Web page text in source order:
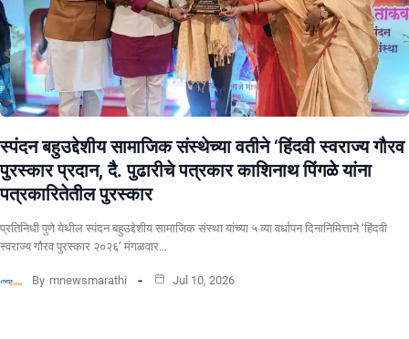
स्पंदन बहुउद्देशीय सामाजिक संस्थेच्या वतीने ‘हिंदवी स्वराज्य गौरव
पुरस्कार प्रदान, दै. पुढारीचे पत्रकार काशिनाथ पिंगळे यांना
पत्रकारितेतील पुरस्कार
प्रतिनिधी पुणे येथील स्पंदन बहुउद्देशीय सामाजिक संस्था यांच्या ५ व्या वर्धापन दिनानिमित्ताने ‘हिंदवी
स्वराज्य गौरव पुरस्कार २०२६’ मंगळवार…
By mnewsmarathi Jul 10, 2026